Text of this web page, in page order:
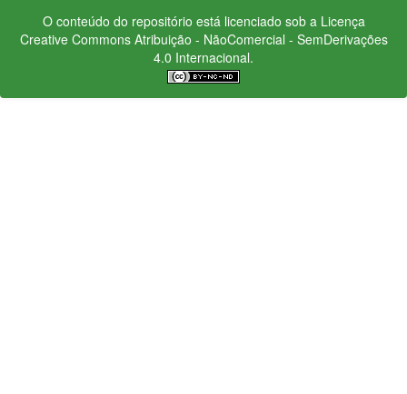
O conteúdo do repositório está licenciado sob a Licença
Creative CommonsAtribuição - NãoComercial - SemDerivações
4.0 Internacional.